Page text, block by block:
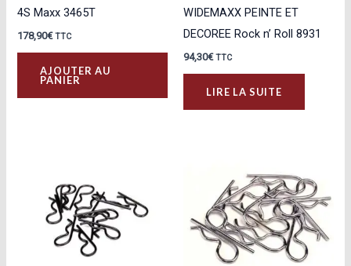
4S Maxx 3465T
178,90€ TTC
AJOUTER AU
PANIER
WIDEMAXX PEINTE ET
DECOREE Rock n’ Roll 8931
94,30€ TTC
LIRE LA SUITE